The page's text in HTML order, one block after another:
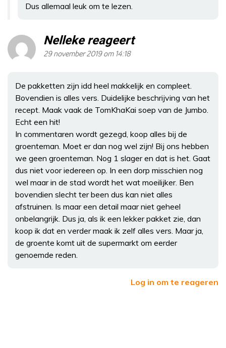
Dus allemaal leuk om te lezen.
Nelleke reageert
29 november 2019 om 14:18
De pakketten zijn idd heel makkelijk en compleet.
Bovendien is alles vers. Duidelijke beschrijving van het
recept. Maak vaak de TomKhaKai soep van de Jumbo.
Echt een hit!
In commentaren wordt gezegd, koop alles bij de
groenteman. Moet er dan nog wel zijn! Bij ons hebben
we geen groenteman. Nog 1 slager en dat is het. Gaat
dus niet voor iedereen op. In een dorp misschien nog
wel maar in de stad wordt het wat moeilijker. Ben
bovendien slecht ter been dus kan niet alles
afstruinen. Is maar een detail maar niet geheel
onbelangrijk. Dus ja, als ik een lekker pakket zie, dan
koop ik dat en verder maak ik zelf alles vers. Maar ja,
de groente komt uit de supermarkt om eerder
genoemde reden.
Log in om te reageren